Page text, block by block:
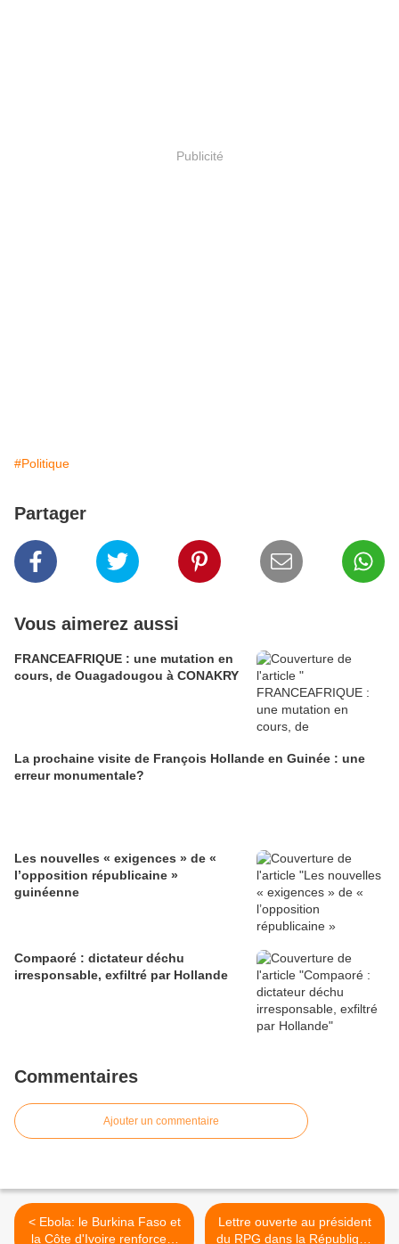
Publicité
#Politique
Partager
Vous aimerez aussi
FRANCEAFRIQUE : une mutation en
cours, de Ouagadougou à CONAKRY
La prochaine visite de François Hollande en Guinée : une
erreur monumentale?
Les nouvelles « exigences » de «
l’opposition républicaine »
guinéenne
Compaoré : dictateur déchu
irresponsable, exfiltré par Hollande
Commentaires
Ajouter un commentaire
< Ebola: le Burkina Faso et
la Côte d'Ivoire renforcent
Lettre ouverte au président
du RPG dans la République